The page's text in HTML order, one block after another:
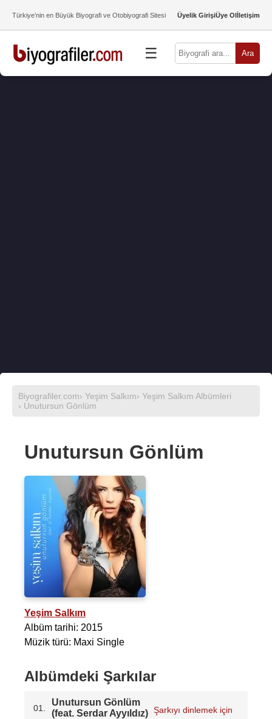
Türkiye’nin en Büyük Biyografi ve Otobiyografi Sitesi Üyelik GirişiÜye Olİletişim
☰ Ara
Biyografiler.com› Yeşim Salkım› Yeşim Salkım Albümleri
› Unutursun Gönlüm
Unutursun Gönlüm
Yeşim Salkım
Albüm tarihi: 2015
Müzik türü: Maxi Single
Albümdeki Şarkılar
01.
Unutursun Gönlüm
(feat. Serdar Ayyıldız) Şarkıyı dinlemek için